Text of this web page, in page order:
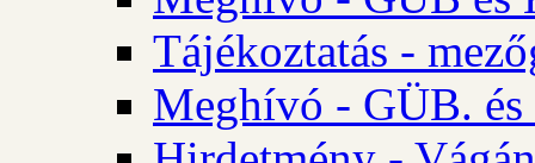
Tájékoztatás -
Meghívó - GÜB.